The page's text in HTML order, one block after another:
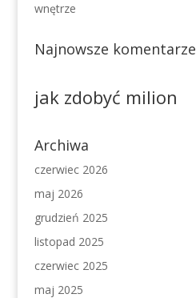
wnętrze
Najnowsze komentarze
jak zdobyć milion
Archiwa
czerwiec 2026
maj 2026
grudzień 2025
listopad 2025
czerwiec 2025
maj 2025